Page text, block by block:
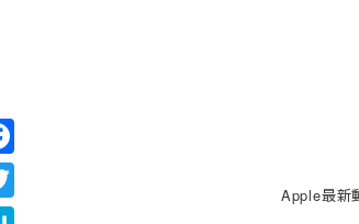
コ
ン
テ
ン
Apple最新